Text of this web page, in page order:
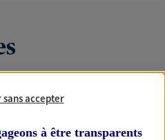
les
et les
accepter
à être transparents